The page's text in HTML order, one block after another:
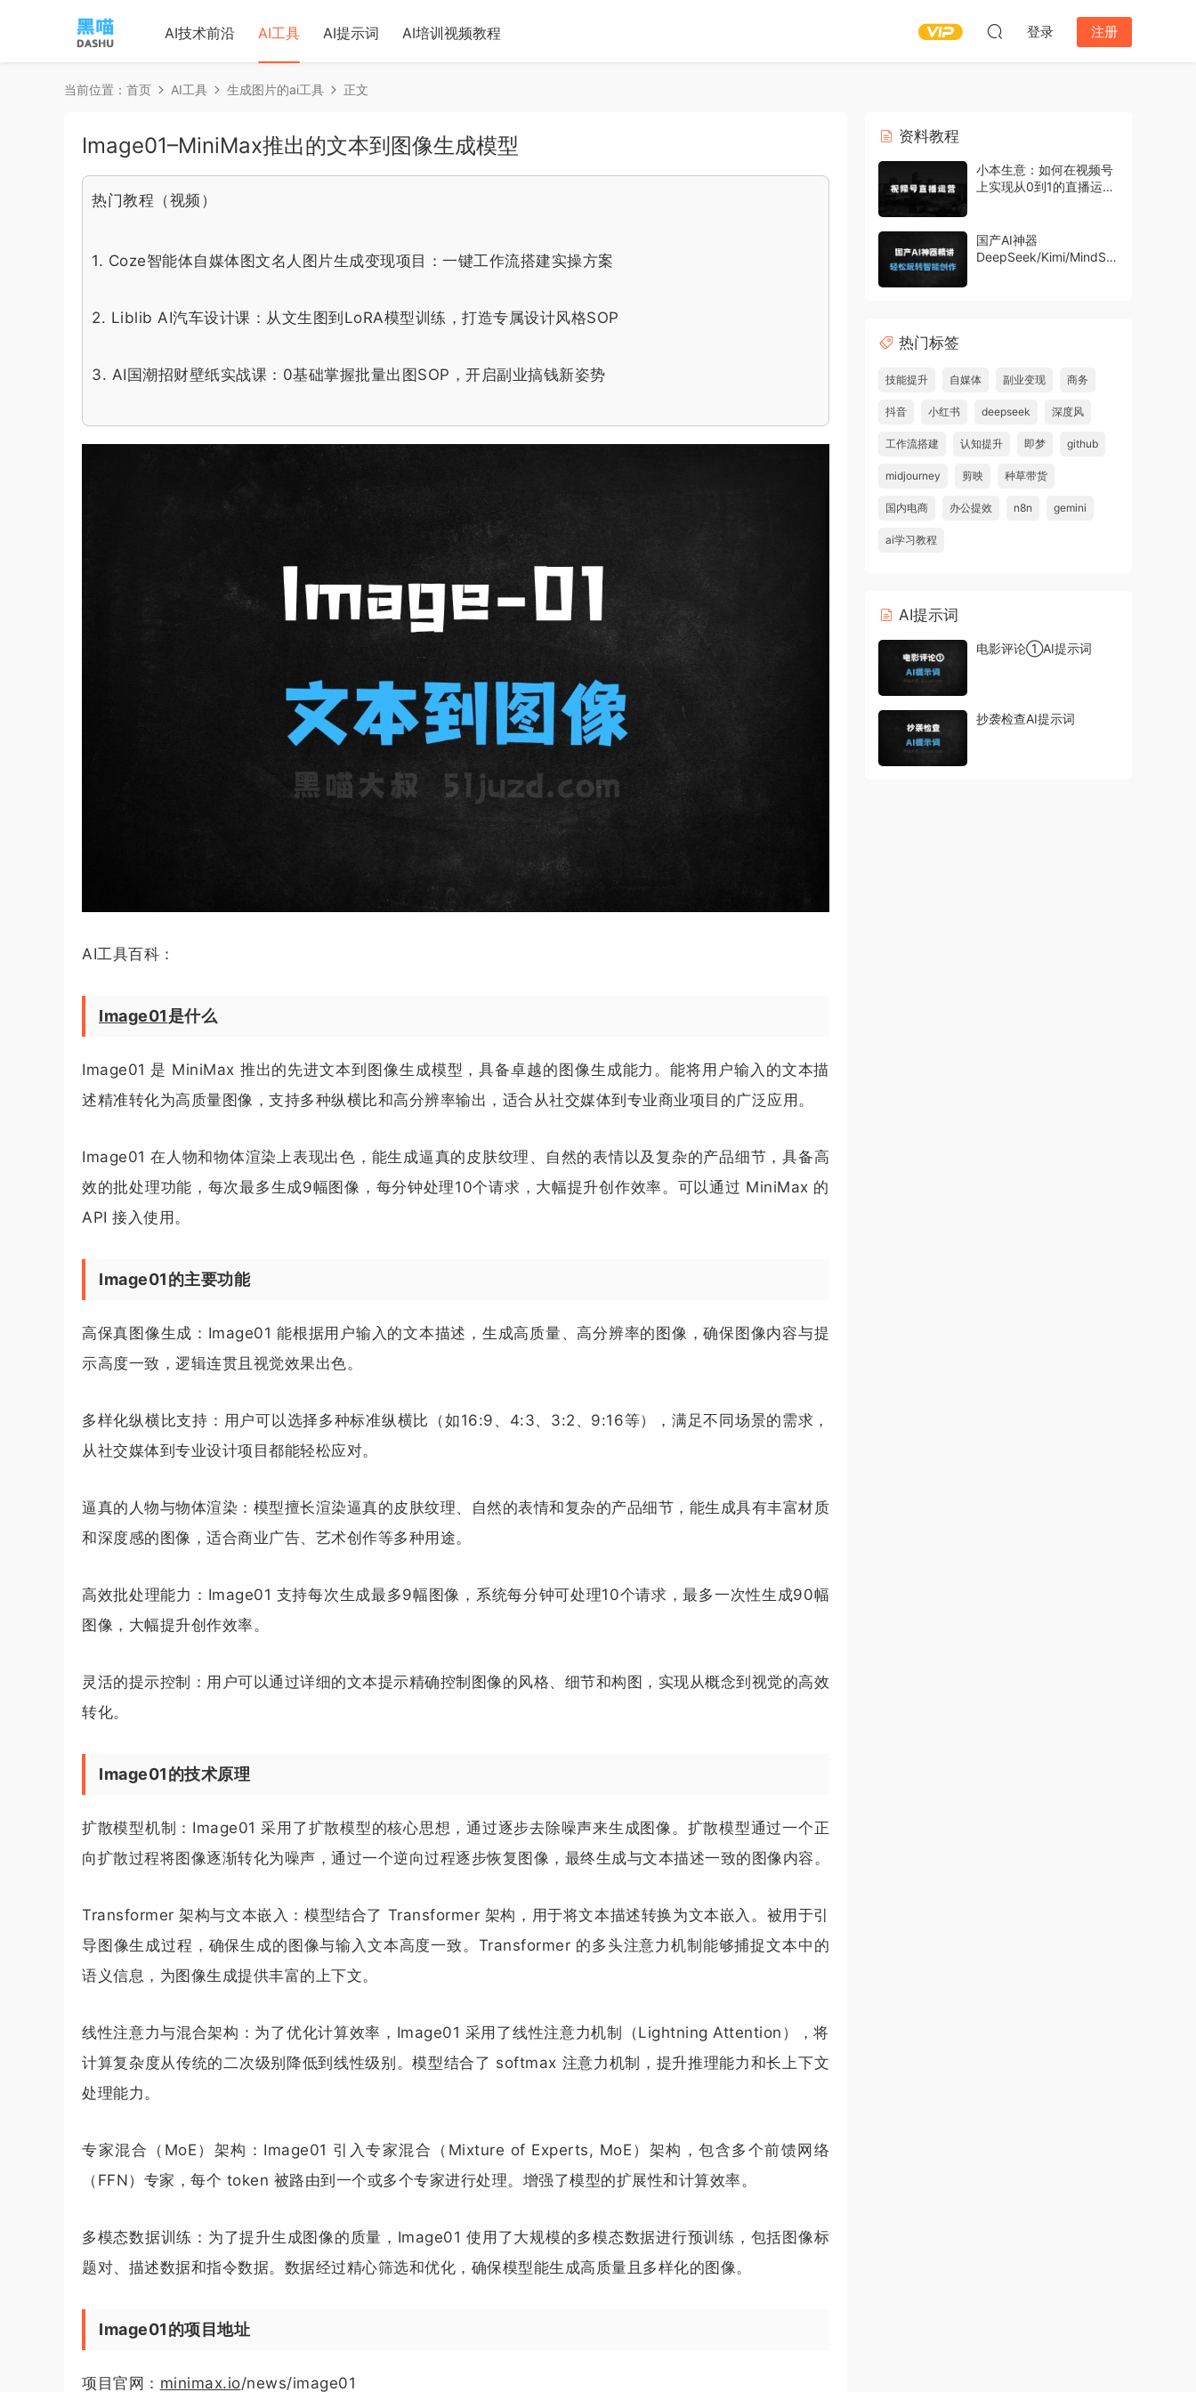
AI技术前沿 AI工具 AI提示词 AI培训视频教程 登录 注册
当前位置： 首页 AI工具 生成图片的ai工具 正文
Image01–MiniMax推出的文本到图像生成模型
热门教程（视频）
1. Coze智能体自媒体图文名人图片生成变现项目：一键工作流搭建实操方案
2. Liblib AI汽车设计课：从文生图到LoRA模型训练，打造专属设计风格SOP
3. AI国潮招财壁纸实战课：0基础掌握批量出图SOP，开启副业搞钱新姿势
AI工具百科：
Image01是什么
Image01 是 MiniMax 推出的先进文本到图像生成模型，具备卓越的图像生成能力。能将用户输入的文本描
述精准转化为高质量图像，支持多种纵横比和高分辨率输出，适合从社交媒体到专业商业项目的广泛应用。
Image01 在人物和物体渲染上表现出色，能生成逼真的皮肤纹理、自然的表情以及复杂的产品细节，具备高
效的批处理功能，每次最多生成9幅图像，每分钟处理10个请求，大幅提升创作效率。可以通过 MiniMax 的
API 接入使用。
Image01的主要功能
高保真图像生成：Image01 能根据用户输入的文本描述，生成高质量、高分辨率的图像，确保图像内容与提
示高度一致，逻辑连贯且视觉效果出色。
多样化纵横比支持：用户可以选择多种标准纵横比（如16:9、4:3、3:2、9:16等），满足不同场景的需求，
从社交媒体到专业设计项目都能轻松应对。
逼真的人物与物体渲染：模型擅长渲染逼真的皮肤纹理、自然的表情和复杂的产品细节，能生成具有丰富材质
和深度感的图像，适合商业广告、艺术创作等多种用途。
高效批处理能力：Image01 支持每次生成最多9幅图像，系统每分钟可处理10个请求，最多一次性生成90幅
图像，大幅提升创作效率。
灵活的提示控制：用户可以通过详细的文本提示精确控制图像的风格、细节和构图，实现从概念到视觉的高效
转化。
Image01的技术原理
扩散模型机制：Image01 采用了扩散模型的核心思想，通过逐步去除噪声来生成图像。扩散模型通过一个正
向扩散过程将图像逐渐转化为噪声，通过一个逆向过程逐步恢复图像，最终生成与文本描述一致的图像内容。
Transformer 架构与文本嵌入：模型结合了 Transformer 架构，用于将文本描述转换为文本嵌入。被用于引
导图像生成过程，确保生成的图像与输入文本高度一致。Transformer 的多头注意力机制能够捕捉文本中的
语义信息，为图像生成提供丰富的上下文。
线性注意力与混合架构：为了优化计算效率，Image01 采用了线性注意力机制（Lightning Attention），将
计算复杂度从传统的二次级别降低到线性级别。模型结合了 softmax 注意力机制，提升推理能力和长上下文
处理能力。
专家混合（MoE）架构：Image01 引入专家混合（Mixture of Experts, MoE）架构，包含多个前馈网络
（FFN）专家，每个 token 被路由到一个或多个专家进行处理。增强了模型的扩展性和计算效率。
多模态数据训练：为了提升生成图像的质量，Image01 使用了大规模的多模态数据进行预训练，包括图像标
题对、描述数据和指令数据。数据经过精心筛选和优化，确保模型能生成高质量且多样化的图像。
Image01的项目地址
项目官网： minimax.io/news/image01
资料教程
小本生意：如何在视频号
上实现从0到1的直播运
国产AI神器
DeepSeek/Kimi/MindSh
热门标签
技能提升 自媒体 副业变现 商务
抖音 小红书 deepseek 深度风
工作流搭建 认知提升 即梦 github
midjourney 剪映 种草带货
国内电商 办公提效 n8n gemini
ai学习教程
AI提示词
电影评论①AI提示词
抄袭检查AI提示词